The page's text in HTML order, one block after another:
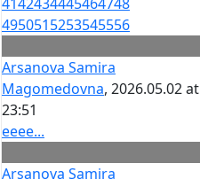
4950515253545556
Arsanova Samira
Magomedovna, 2026.05.02 at
23:51
ееее...
Arsanova Samira